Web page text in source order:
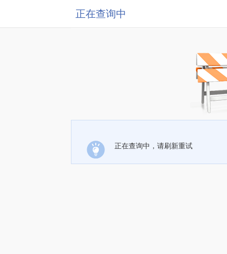
正在查询中
正在查询中，请刷新重试